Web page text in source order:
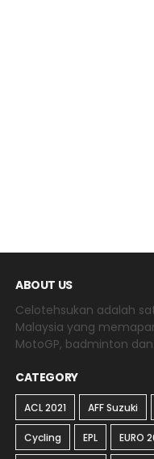
ABOUT US
Celotehsukan adalah
Malaysia yang
MotoGP, badminton
CATEGORY
ACL 2021 AFF Suzuki
Cycling EPL EURO